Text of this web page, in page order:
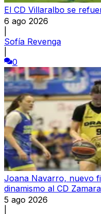
El CD Villaralbo se
6 ago 2026
Sofía Revenga
0
Joana Navarro, nuevo
dinamismo al CD
5 ago 2026